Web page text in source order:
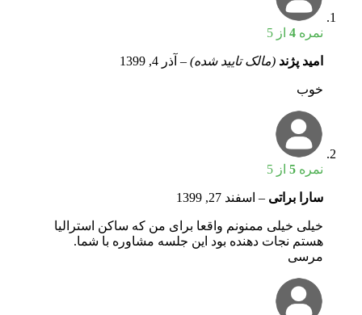
نمره 4 از 5
امید پژند (مالک تایید شده) – آذر 4, 1399
خوب
نمره 5 از 5
سارا براتی – اسفند 27, 1399
خیلی خیلی ممنونم واقعا برای من که ساکن استرالیا
هستم نجات دهنده بود این جلسه مشاوره با شما.
مرسی